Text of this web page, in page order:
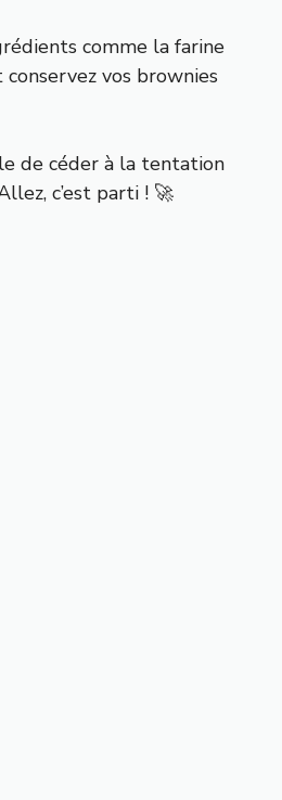
comme la farine
vos brownies
de céder à la tentation
c’est parti ! 🚀